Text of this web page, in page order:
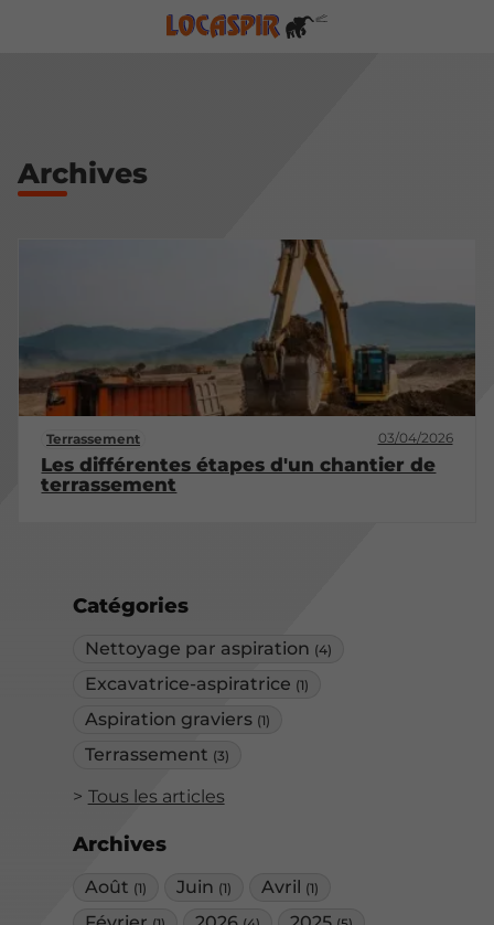
Catégories
Nettoyage par aspiration (4)
Excavatrice-aspiratrice (1)
Aspiration graviers (1)
Terrassement (3)
Tous les articles
Archives
Août (1) Juin (1) Avril (1)
Archives
Terrassement 03/04/2026
Les différentes étapes d'un chantier de
terrassement